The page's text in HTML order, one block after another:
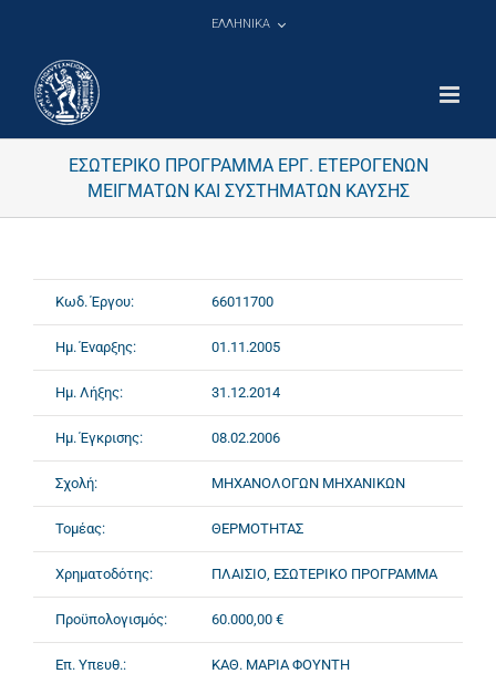
ΕΛΛΗΝΙΚΑ
ΕΣΩΤΕΡΙΚΟ ΠΡΟΓΡΑΜΜΑ ΕΡΓ. ΕΤΕΡΟΓΕΝΩΝ
ΜΕΙΓΜΑΤΩΝ ΚΑΙ ΣΥΣΤΗΜΑΤΩΝ ΚΑΥΣΗΣ
Κωδ. Έργου: 66011700
Ημ. Έναρξης: 01.11.2005
Ημ. Λήξης: 31.12.2014
Ημ. Έγκρισης: 08.02.2006
Σχολή: ΜΗΧΑΝΟΛΟΓΩΝ ΜΗΧΑΝΙΚΩΝ
Τομέας: ΘΕΡΜΟΤΗΤΑΣ
Χρηματοδότης: ΠΛΑΙΣΙΟ, ΕΣΩΤΕΡΙΚΟ ΠΡΟΓΡΑΜΜΑ
Προϋπολογισμός: 60.000,00 €
Επ. Υπευθ.: ΚΑΘ. ΜΑΡΙΑ ΦΟΥΝΤΗ